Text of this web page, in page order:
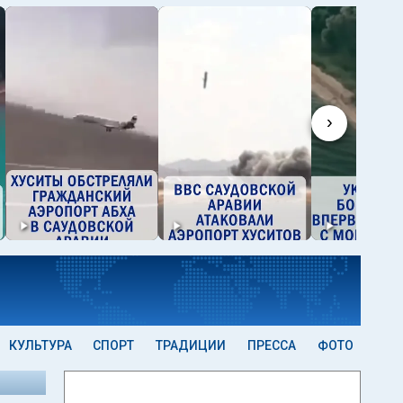
›
КУЛЬТУРА СПОРТ ТРАДИЦИИ ПРЕССА ФОТО